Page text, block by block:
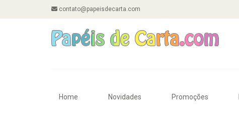
contato@papeisdecarta.com
Home Novidades Promoções